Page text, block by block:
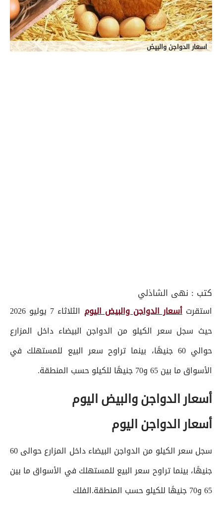
اسعار الدواجن والبيض
كتب : نهى الشاذلي
استقرتأسعار الدواجن والبيض اليوم
الثلاثاء 7 يوليو 2026
حيث سجل سعر الكيلو من الدواجن البيضاء داخل المزارع
حوالي 60 جنيهًا، بينما تراوح سعر البيع للمستهلك في
الأسواق ما بين 65 و70 جنيهًا للكيلو حسب المنطقة.
أسعار الدواجن والبيض اليوم
أسعار الدواجن اليوم
سجل سعر الكيلو من الدواجن البيضاء داخل المزارع حوالى 60
جنيهًا، بينما تراوح سعر البيع للمستهلك في الأسواق ما بين
65 و70 جنيهًا للكيلو حسب المنطقة.الفلك